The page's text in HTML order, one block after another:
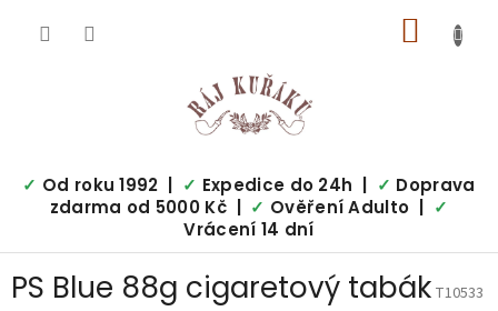
KOŠÍK
✓ Od roku 1992 | ✓ Expedice do 24h | ✓ Doprava
zdarma od 5000 Kč | ✓ Ověření Adulto |
✓
Vrácení 14 dní
PS Blue 88g cigaretový tabák T10533